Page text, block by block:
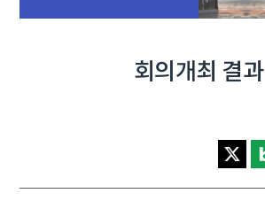
회의개최 결과